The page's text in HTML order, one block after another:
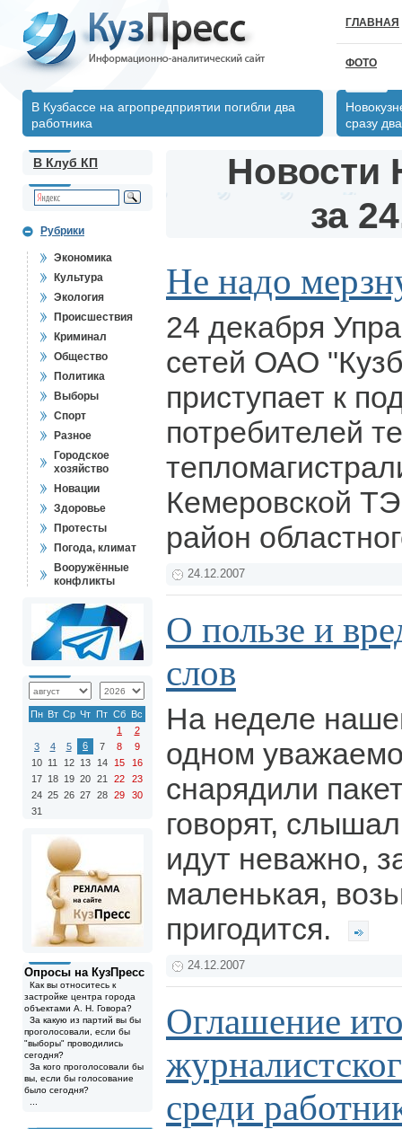
ГЛАВНАЯ
ФОТО
В Кузбассе на агропредприятии погибли два
работника
сразу
В Клуб КП
Рубрики
Экономика
Культура
Экология
Происшествия
Криминал
Общество
Политика
Выборы
Спорт
Разное
Городское
хозяйство
Новации
Здоровье
Протесты
Погода, климат
Вооружённые
конфликты
Пн Вт Ср Чт Пт Сб Вс
1
2
3
4 5 6 7 8
9
10 11 12 13 14 15
16
17 18 19 20 21 22
23
24 25 26 27 28 29
30
31
Опросы на КузПресс
Как вы относитесь к
застройке центра города
объектами А. Н. Говора?
За какую из партий вы бы
проголосовали, если бы
"выборы" проводились
сегодня?
За кого проголосовали бы
вы, если бы голосование
было сегодня?
Новости
за
Не надо
24 декабря
сетей ОАО
приступает к
потребителей
Кемеровской
район
24.12.2007
О пользе и
слов
На неделе
одном
снарядили
говорят,
идут неважно,
маленькая,
пригодится.
24.12.2007
Оглашение
среди